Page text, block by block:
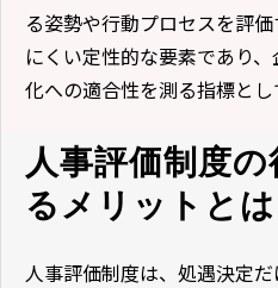
る姿勢や行動プロセスを評
にくい定性的な要素であり
化への適合性を測る指標とし
人事評価制度
るメリットとは
人事評価制度は、処遇決定